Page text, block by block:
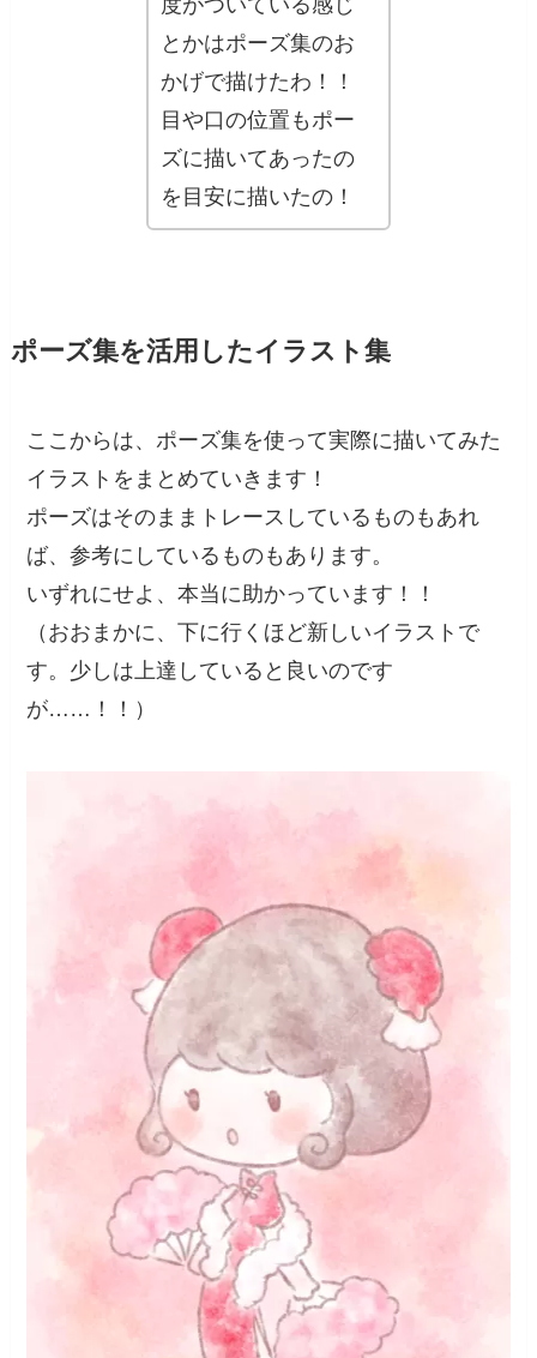
度がついている感じ
とかはポーズ集のお
かげで描けたわ！！
目や口の位置もポー
ズに描いてあったの
を目安に描いたの！
ポーズ集を活用したイラスト集
ここからは、ポーズ集を使って実際に描いてみた
イラストをまとめていきます！
ポーズはそのままトレースしているものもあれ
ば、参考にしているものもあります。
いずれにせよ、本当に助かっています！！
（おおまかに、下に行くほど新しいイラストで
す。少しは上達していると良いのです
が……！！）